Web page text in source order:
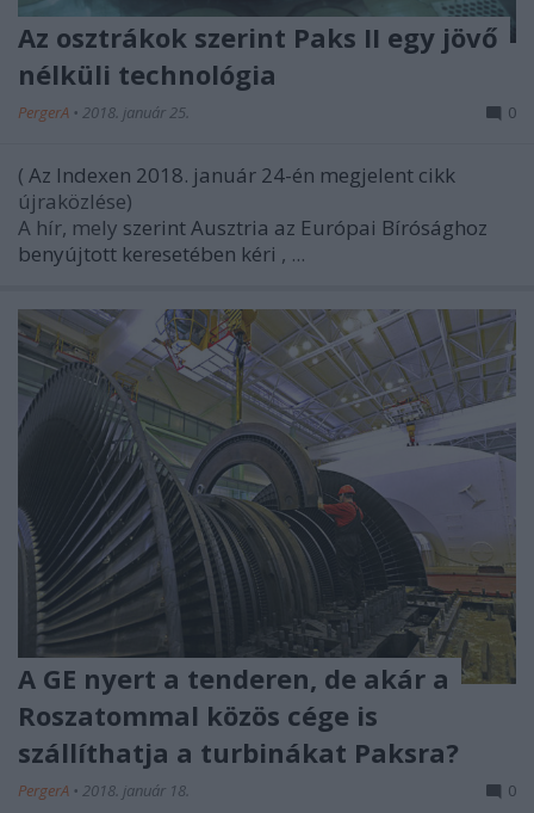
Az osztrákok szerint Paks II egy jövő
nélküli technológia
PergerA • 2018. január 25. 0
( Az Indexen 2018. január 24-én megjelent cikk
újraközlése)
A hír, mely szerint Ausztria az Európai Bírósághoz
benyújtott keresetében kéri , ...
A GE nyert a tenderen, de akár a
Roszatommal közös cége is
szállíthatja a turbinákat Paksra?
PergerA • 2018. január 18. 0